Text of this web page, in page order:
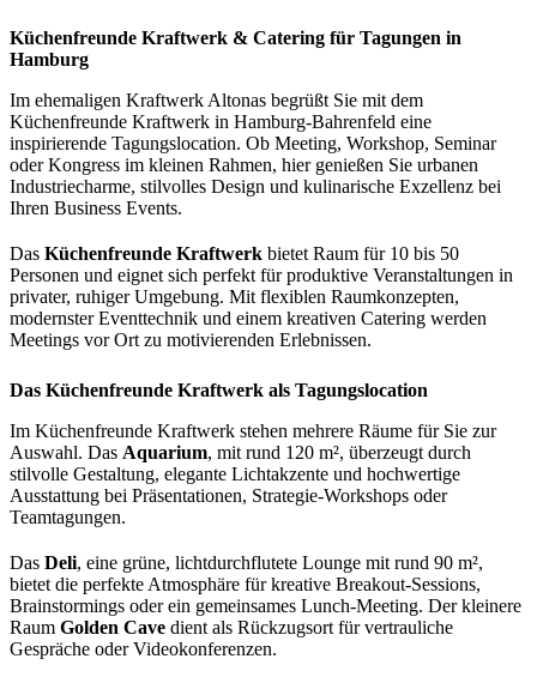
Küchenfreunde Kraftwerk & Catering für Tagungen in
Hamburg
Im ehemaligen Kraftwerk Altonas begrüßt Sie mit dem
Küchenfreunde Kraftwerk in Hamburg-Bahrenfeld eine
inspirierende Tagungslocation. Ob Meeting, Workshop, Seminar
oder Kongress im kleinen Rahmen, hier genießen Sie urbanen
Industriecharme, stilvolles Design und kulinarische Exzellenz bei
Ihren Business Events.
Das Küchenfreunde Kraftwerk bietet Raum für 10 bis 50
Personen und eignet sich perfekt für produktive Veranstaltungen in
privater, ruhiger Umgebung. Mit flexiblen Raumkonzepten,
modernster Eventtechnik und einem kreativen Catering werden
Meetings vor Ort zu motivierenden Erlebnissen.
Das Küchenfreunde Kraftwerk als Tagungslocation
Im Küchenfreunde Kraftwerk stehen mehrere Räume für Sie zur
Auswahl. Das Aquarium, mit rund 120 m², überzeugt durch
stilvolle Gestaltung, elegante Lichtakzente und hochwertige
Ausstattung bei Präsentationen, Strategie-Workshops oder
Teamtagungen.
Das Deli, eine grüne, lichtdurchflutete Lounge mit rund 90 m²,
bietet die perfekte Atmosphäre für kreative Breakout-Sessions,
Brainstormings oder ein gemeinsames Lunch-Meeting. Der kleinere
Raum Golden Cave dient als Rückzugsort für vertrauliche
Gespräche oder Videokonferenzen.